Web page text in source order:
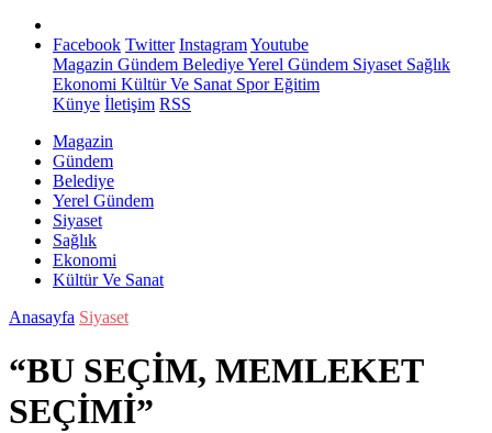
Facebook Twitter InstagramYoutube
Magazin Gündem BelediyeYerel Gündem Siyaset Sağlık
Ekonomi Kültür Ve Sanat SporEğitim
Künye İletişim RSS
Magazin
Gündem
Belediye
Yerel Gündem
Siyaset
Sağlık
Ekonomi
Kültür Ve Sanat
Anasayfa Siyaset
“BU SEÇİM, MEMLEKET
SEÇİMİ”